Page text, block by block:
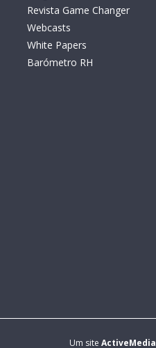
Revista Game Changer
Webcasts
White Papers
Barómetro RH
Um site ActiveMedia